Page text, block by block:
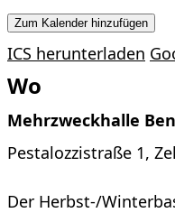
Zum Kalender hinzufügen
ICS herunterladen
Wo
Mehrzweckhalle
Pestalozzistraße 1,
Der Herbst-/